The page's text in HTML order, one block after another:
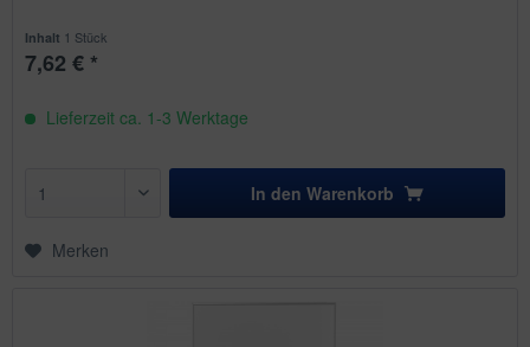
Inhalt 1 Stück
7,62 € *
Lieferzeit ca. 1-3 Werktage
In den Warenkorb
Merken